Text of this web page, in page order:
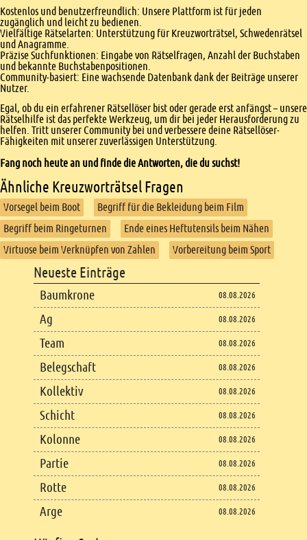
Kostenlos und benutzerfreundlich: Unsere Plattform ist für jeden
zugänglich und leicht zu bedienen.
Vielfältige Rätselarten: Unterstützung für Kreuzworträtsel, Schwedenrätsel
und Anagramme.
Präzise Suchfunktionen: Eingabe von Rätselfragen, Anzahl der Buchstaben
und bekannte Buchstabenpositionen.
Community-basiert: Eine wachsende Datenbank dank der Beiträge unserer
Nutzer.
Egal, ob du ein erfahrener Rätsellöser bist oder gerade erst anfängst – unsere
Rätselhilfe ist das perfekte Werkzeug, um dir bei jeder Herausforderung zu
helfen. Tritt unserer Community bei und verbessere deine Rätsellöser-
Fähigkeiten mit unserer zuverlässigen Unterstützung.
Fang noch heute an und finde die Antworten, die du suchst!
Ähnliche Kreuzworträtsel Fragen
Vorsegel beim Boot
Begriff für die Bekleidung beim Film
Begriff beim Ringeturnen
Ende eines Heftutensils beim Nähen
Virtuose beim Verknüpfen von Zahlen
Vorbereitung beim Sport
Footer content
Neueste Einträge
Baumkrone 08.08.2026
Ag 08.08.2026
Team 08.08.2026
Belegschaft 08.08.2026
Kollektiv 08.08.2026
Schicht 08.08.2026
Kolonne 08.08.2026
Partie 08.08.2026
Rotte 08.08.2026
Arge 08.08.2026